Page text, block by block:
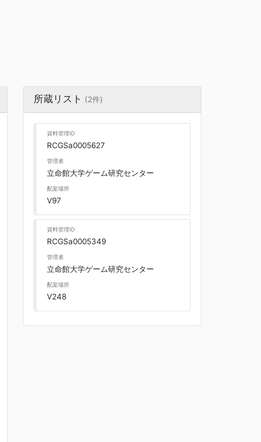
所蔵リスト (2件)
資料管理ID
RCGSa0005627
管理者
立命館大学ゲーム研究センター
配架場所
V97
資料管理ID
RCGSa0005349
管理者
立命館大学ゲーム研究センター
配架場所
V248